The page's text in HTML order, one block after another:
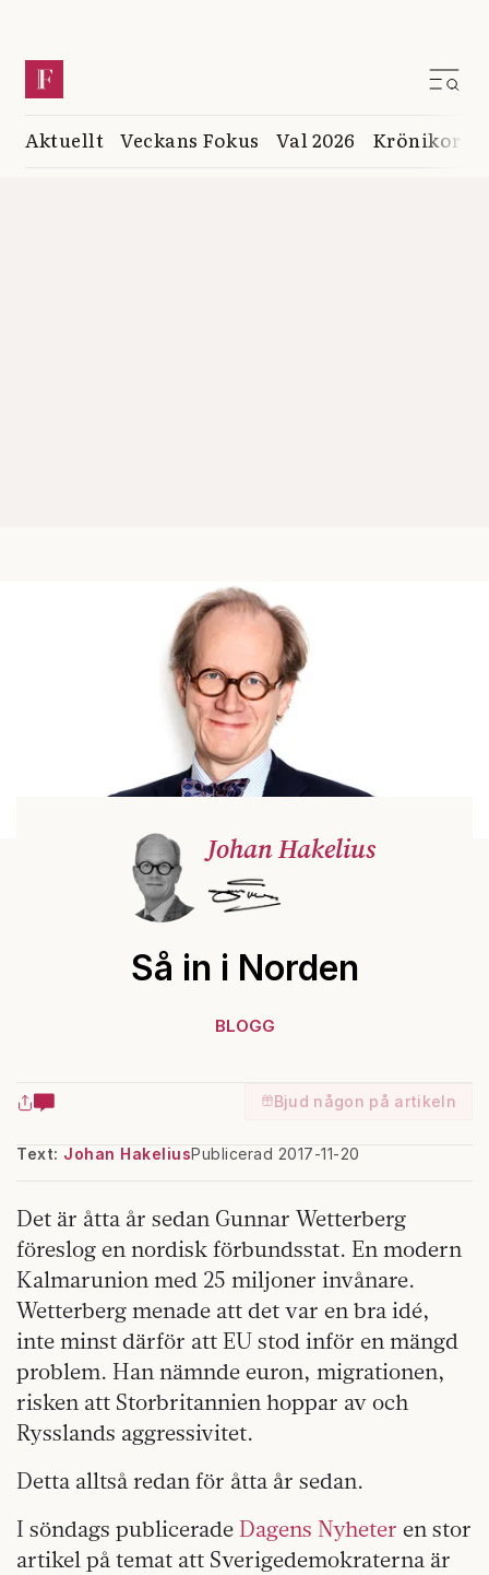
Aktuellt Veckans Fokus Val 2026 Krönikor
Johan Hakelius
Så in i Norden
BLOGG
Bjud någon på artikeln
Text: Johan HakeliusPublicerad 2017-11-20
Det är åtta år sedan Gunnar Wetterberg
föreslog en nordisk förbundsstat. En modern
Kalmarunion med 25 miljoner invånare.
Wetterberg menade att det var en bra idé,
inte minst därför att EU stod inför en mängd
problem. Han nämnde euron, migrationen,
risken att Storbritannien hoppar av och
Rysslands aggressivitet.
Detta alltså redan för åtta år sedan.
I söndags publicerade Dagens Nyheter en stor
artikel på temat att Sverigedemokraterna är